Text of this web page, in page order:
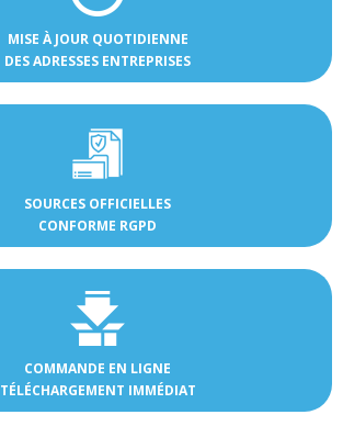
MISE À JOUR QUOTIDIENNE
DES ADRESSES ENTREPRISES
SOURCES OFFICIELLES
CONFORME RGPD
COMMANDE EN LIGNE
TÉLÉCHARGEMENT IMMÉDIAT